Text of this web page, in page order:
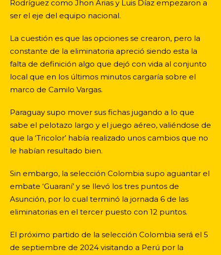
Rodríguez como Jhon Arias y Luis Díaz empezaron a
ser el eje del equipo nacional.
La cuestión es que las opciones se crearon, pero la
constante de la eliminatoria apreció siendo esta la
falta de definición algo que dejó con vida al conjunto
local que en los últimos minutos cargaría sobre el
marco de Camilo Vargas.
Paraguay supo mover sus fichas jugando a lo que
sabe el pelotazo largo y el juego aéreo, valiéndose de
que la ‘Tricolor’ había realizado unos cambios que no
le habían resultado bien.
Sin embargo, la selección Colombia supo aguantar el
embate ‘Guaraní’ y se llevó los tres puntos de
Asunción, por lo cual terminó la jornada 6 de las
eliminatorias en el tercer puesto con 12 puntos.
El próximo partido de la selección Colombia será el 5
de septiembre de 2024 visitando a Perú por la